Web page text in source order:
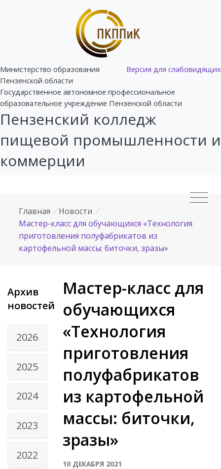
Версия для слабовидящих
Министерство образования
Пензенской области
Государственное автономное профессиональное
образовательное учреждение Пензенской области
Пензенский колледж
пищевой промышленности и
коммерции
Главная / Новости /
Мастер-класс для обучающихся «Технология
приготовления полуфабрикатов из
картофельной массы: биточки, зразы»
Архив
новостей
2026
2025
2024
2023
2022
Мастер-класс для
обучающихся
«Технология
приготовления
полуфабрикатов
из картофельной
массы: биточки,
зразы»
10 ДЕКАБРЯ 2021